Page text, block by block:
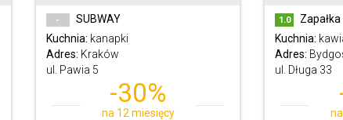
-
SUBWAY
Kuchnia: kanapki
Adres: Kraków
ul. Pawia 5
-30%
na 12 miesięcy
1.0
Kuchnia:
Adres:
ul. Długa 33